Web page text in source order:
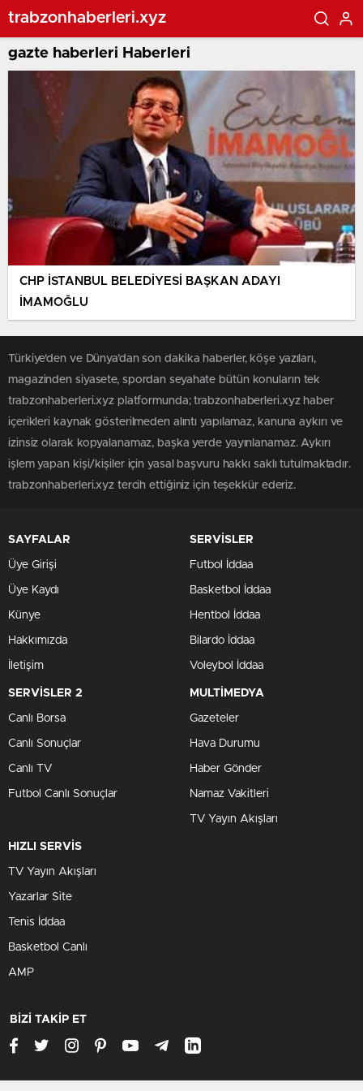
trabzonhaberleri.xyz
gazte haberleri Haberleri
CHP İSTANBUL BELEDİYESİ BAŞKAN ADAYI
İMAMOĞLU
Türkiye'den ve Dünya’dan son dakika haberler, köşe yazıları,
magazinden siyasete, spordan seyahate bütün konuların tek
trabzonhaberleri.xyz platformunda; trabzonhaberleri.xyz haber
içerikleri kaynak gösterilmeden alıntı yapılamaz, kanuna aykırı ve
izinsiz olarak kopyalanamaz, başka yerde yayınlanamaz. Aykırı
işlem yapan kişi/kişiler için yasal başvuru hakkı saklı tutulmaktadır.
trabzonhaberleri.xyz tercih ettiğiniz için teşekkür ederiz.
SAYFALAR
Üye Girişi
Üye Kaydı
Künye
Hakkımızda
İletişim
SERVİSLER
Futbol İddaa
Basketbol İddaa
Hentbol İddaa
Bilardo İddaa
Voleybol İddaa
SERVİSLER 2
Canlı Borsa
Canlı Sonuçlar
Canlı TV
Futbol Canlı Sonuçlar
MULTİMEDYA
Gazeteler
Hava Durumu
Haber Gönder
Namaz Vakitleri
TV Yayın Akışları
HIZLI SERVİS
TV Yayın Akışları
Yazarlar Site
Tenis İddaa
Basketbol Canlı
AMP
BİZİ TAKİP ET